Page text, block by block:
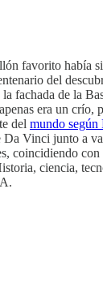
favorito había
del
fachada de la
era un crío,
del mundo según
Da Vinci junto a
coincidiendo
ciencia,